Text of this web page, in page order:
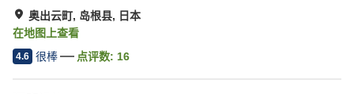
奥出云町, 岛根县, 日本
在地图上查看
4.6 很棒 点评数: 16